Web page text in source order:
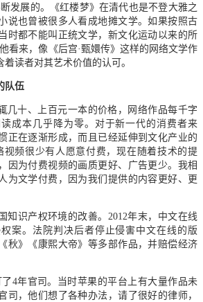
发展的。《红楼梦》在清代也是不登大雅之
说也曾被很多人看成地摊文学。如果按照古
时都不能叫正统文学，新文化运动以来的所
看来，像《后宫·甄嬛传》这样的网络文学作
读者对其艺术价值的认可。
队伍
几十、上百元一本的价格，网络作品每千字
成本几乎降为零。对于新一代的消费者来
正在逐渐形成，而且已经延伸到文化产业的
视频很少有人愿意付费，现在随着技术的提
因为付费视频的画质更好、广告更少。我相
为文学付费，因为我们提供的内容更好、更
知识产权环境的改善。2012年末，中文在线
案。法院判决后者停止侵害中文在线的版
秋》《康熙大帝》等多部作品，并赔偿经济
4年官司。当时苹果的平台上有大量作品未
司，他们想了各种办法，请了很好的律师，